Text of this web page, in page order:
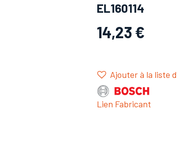
EL160114
14,23 €
Ajouter à la liste
Lien Fabricant